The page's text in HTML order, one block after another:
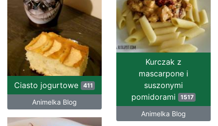
Kurczak z
mascarpone i
suszonymi
pomidorami
1517
Animelka Blog
Ciasto jogurtowe 411
Animelka Blog